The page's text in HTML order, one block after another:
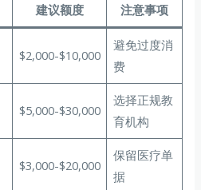
建议额度 注意事项
$2,000-$10,000
避免过度消
费
$5,000-$30,000
选择正规教
育机构
$3,000-$20,000
保留医疗单
据